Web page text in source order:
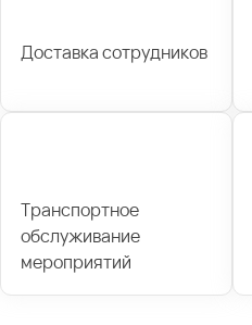
Доставка сотрудников
Транспортное
обслуживание
мероприятий